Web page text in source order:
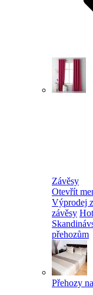
Závěsy
Otevřít
Výprodej
závěsy
přehozům
Přehozy